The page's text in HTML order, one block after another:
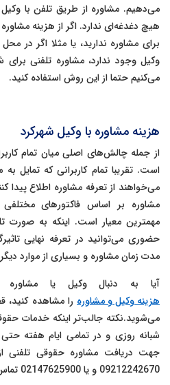
می‌دهیم. مشاوره از طریق تلفن با
هیچ دغدغه‌ای ندارد. اگر از هزینه
برای مشاوره ندارید، یا مثلا اگر در
وکیل وجود ندارد، مشاوره تلفنی
می‌کنیم حتما از این روش استفاده کنید.
هزینه مشاوره با وکیل شهرکرد
از جمله چالش‌های اصلی میان تمام
است. تقریبا تمام کاربرانی که تمایل
می‌خواهند از تعرفه مشاوره اطلاع پیدا
مشاوره بر اساس فاکتورهای
مهمترین معیار است. اینکه به صورت
حضوری می‌توانید در تعرفه نهایی
مدت زمان مشاوره و بسیاری از موارد
آیا به دنبال وکیل یا
هزینه وکیل و مشاوره را مشاهده
می‌شوید.نکته جالب‌تر اینکه خدمات
شبانه روزی و در تمامی ایام هفته
جهت دریافت مشاوره حقوقی تلفنی از
09212242670 و یا 02147625900 تماس حاصل نمایید.